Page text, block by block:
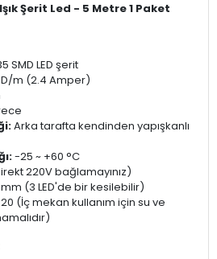
Şerit Led - 5 Metre 1 Paket
SMD LED şerit
m (2.4 Amper)
Arka tarafta kendinden yapışkanlı
-25 ~ +60 °C
220V bağlamayınız)
mm (3 LED'de bir kesilebilir)
(İç mekan kullanım için su ve